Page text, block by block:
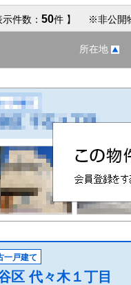
示件数： 50件 】 ※非公開
所在地
一戸建て
区 代々木１丁目